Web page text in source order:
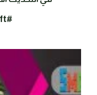
#SmartCraft